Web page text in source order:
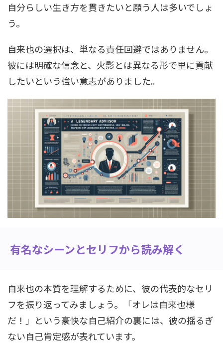
自分らしい生き方を貫きたいと願う人は多いでしょ
う。
自来也の選択は、単なる責任回避ではありません。
彼には明確な信念と、火影とは異なる形で里に貢献
したいという強い意志がありました。
有名なシーンとセリフから読み解く
自来也の本質を理解するために、彼の代表的なセリ
フを振り返ってみましょう。「オレは自来也様
だ！」という豪快な自己紹介の裏には、彼の揺るぎ
ない自己肯定感が表れています。